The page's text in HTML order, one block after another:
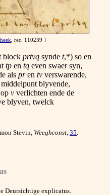
, rec. 110239 ]
block prtvq synde t,*) so en
tp en tq even swaer syn,
als pren tv verswarende,
blyvende,
v verlichten ende de
blyven, twelck
Stevin, Weeghconst, 35.
Deursichtige explicatus.